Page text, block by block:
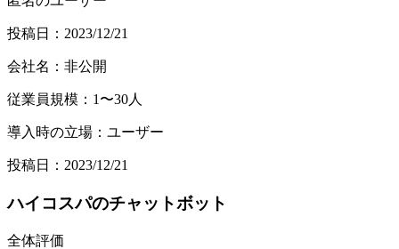
投稿日：2023/12/21
会社名：非公開
従業員規模：1〜30人
導入時の立場：ユーザー
投稿日：2023/12/21
ハイコスパのチャットボット
全体評価